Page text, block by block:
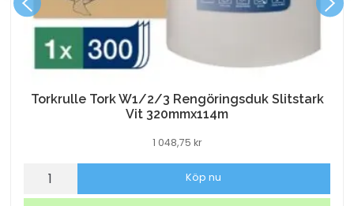
Torkrulle Tork W1/2/3 Rengöringsduk Slitstark
Vit 320mmx114m
1 048,75 kr
Torkrulle
Köp nu